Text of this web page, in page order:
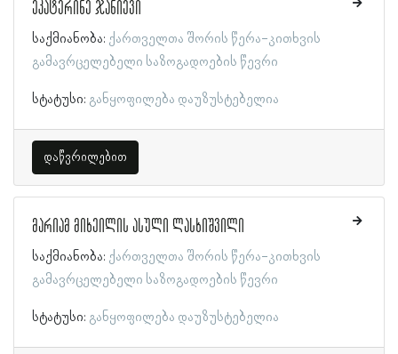
ეკატერინე ჯანიევი
საქმიანობა: ქართველთა შორის წერა-კითხვის
გამავრცელებელი საზოგადოების წევრი
სტატუსი: განყოფილება დაუზუსტებელია
დაწვრილებით
მარიამ მიხეილის ასული ლასხიშვილი
საქმიანობა: ქართველთა შორის წერა-კითხვის
გამავრცელებელი საზოგადოების წევრი
სტატუსი: განყოფილება დაუზუსტებელია